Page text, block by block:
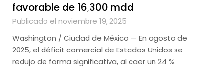
favorable de 16,300 mdd
Publicado el noviembre 19, 2025
Washington / Ciudad de México — En agosto de
2025, el déficit comercial de Estados Unidos se
redujo de forma significativa, al caer un 24 %